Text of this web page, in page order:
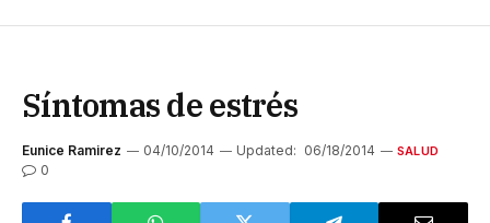
Síntomas de estrés
Eunice Ramirez 04/10/2014 Updated: 06/18/2014 SALUD
0